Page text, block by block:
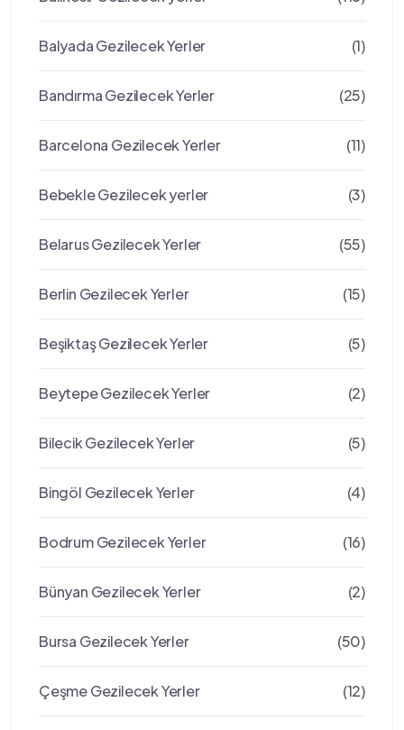
Balyada Gezilecek Yerler (1)
Bandırma Gezilecek Yerler (25)
Barcelona Gezilecek Yerler (11)
Bebekle Gezilecek yerler (3)
Belarus Gezilecek Yerler (55)
Berlin Gezilecek Yerler (15)
Beşiktaş Gezilecek Yerler (5)
Beytepe Gezilecek Yerler (2)
Bilecik Gezilecek Yerler (5)
Bingöl Gezilecek Yerler (4)
Bodrum Gezilecek Yerler (16)
Bünyan Gezilecek Yerler (2)
Bursa Gezilecek Yerler (50)
Çeşme Gezilecek Yerler (12)